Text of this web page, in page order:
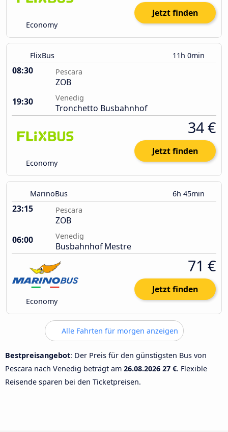
Economy
Jetzt finden
FlixBus 11h 0min
08:30 Pescara
ZOB
19:30
Venedig
Tronchetto Busbahnhof
Economy
34 €
Jetzt finden
MarinoBus 6h 45min
23:15 Pescara
ZOB
06:00
Venedig
Busbahnhof Mestre
Economy
71 €
Jetzt finden
Alle Fahrten für morgen anzeigen
Bestpreisangebot: Der Preis für den günstigsten Bus von
Pescara nach Venedig beträgt am 26.08.2026 27 €. Flexible
Reisende sparen bei den Ticketpreisen.